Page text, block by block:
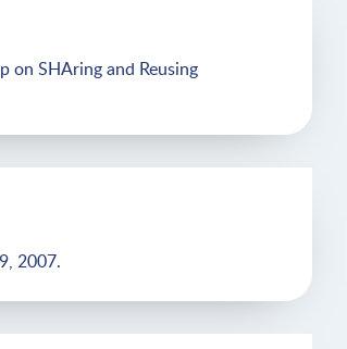
on SHAring and Reusing
2007.